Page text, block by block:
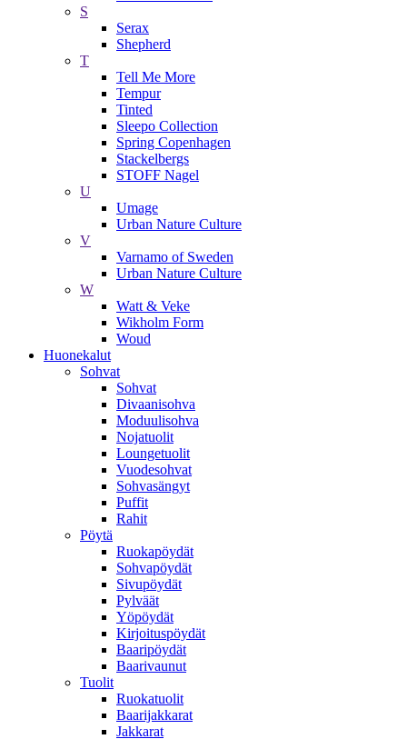
S
Serax
Shepherd
T
Tell Me More
Tempur
Tinted
Sleepo Collection
Spring Copenhagen
Stackelbergs
STOFF Nagel
U
Umage
Urban Nature Culture
V
Varnamo of Sweden
Urban Nature Culture
W
Watt & Veke
Wikholm Form
Woud
Huonekalut
Sohvat
Sohvat
Divaanisohva
Moduulisohva
Nojatuolit
Loungetuolit
Vuodesohvat
Sohvasängyt
Puffit
Rahit
Pöytä
Ruokapöydät
Sohvapöydät
Sivupöydät
Pylväät
Yöpöydät
Kirjoituspöydät
Baaripöydät
Baarivaunut
Tuolit
Ruokatuolit
Baarijakkarat
Jakkarat